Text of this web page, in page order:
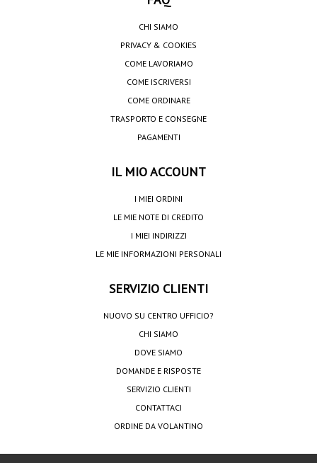
CHI SIAMO
PRIVACY & COOKIES
COME LAVORIAMO
COME ISCRIVERSI
COME ORDINARE
TRASPORTO E CONSEGNE
PAGAMENTI
IL MIO ACCOUNT
I MIEI ORDINI
LE MIE NOTE DI CREDITO
I MIEI INDIRIZZI
LE MIE INFORMAZIONI PERSONALI
SERVIZIO CLIENTI
NUOVO SU CENTRO UFFICIO?
CHI SIAMO
DOVE SIAMO
DOMANDE E RISPOSTE
SERVIZIO CLIENTI
CONTATTACI
ORDINE DA VOLANTINO